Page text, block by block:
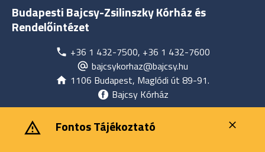
Budapesti Bajcsy-Zsilinszky Kórház és
Rendelőintézet
+36 1 432-7500, +36 1 432-7600
bajcsykorhaz@bajcsy.hu
1106 Budapest, Maglódi út 89-91.
Bajcsy Kórház
‎ ‎Fontos Tájékoztató